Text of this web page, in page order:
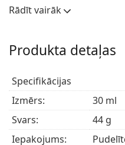
Rādīt vairāk
Produkta detaļas
Specifikācijas
Izmērs:
30 ml
Svars:
44 g
Iepakojums: